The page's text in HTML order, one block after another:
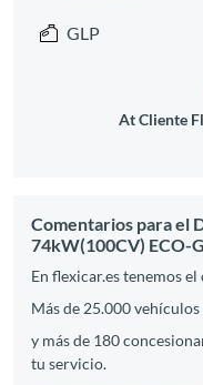
GLP
At Cliente
Comentarios para el
74kW(100CV) ECO-
En flexicar.es tenemos el
Más de 25.000
y más de 180
tu servicio.